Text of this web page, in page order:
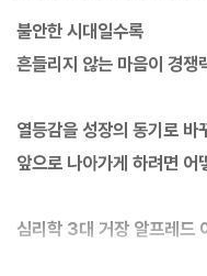
불안한 시대일수록
흔들리지 않는 마음이 경쟁
열등감을 성장의 동기로 바
앞으로 나아가게 하려면 어
심리학 3대 거장 알프레드